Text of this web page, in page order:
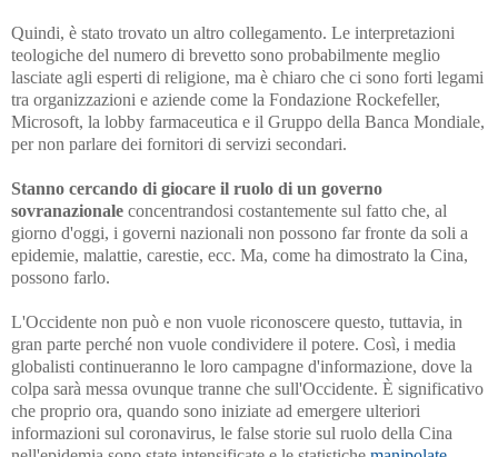
Quindi, è stato trovato un altro collegamento. Le interpretazioni
teologiche del numero di brevetto sono probabilmente meglio
lasciate agli esperti di religione, ma è chiaro che ci sono forti legami
tra organizzazioni e aziende come la Fondazione Rockefeller,
Microsoft, la lobby farmaceutica e il Gruppo della Banca Mondiale,
per non parlare dei fornitori di servizi secondari.
Stanno cercando di giocare il ruolo di un governo
sovranazionale concentrandosi costantemente sul fatto che, al
giorno d'oggi, i governi nazionali non possono far fronte da soli a
epidemie, malattie, carestie, ecc. Ma, come ha dimostrato la Cina,
possono farlo.
L'Occidente non può e non vuole riconoscere questo, tuttavia, in
gran parte perché non vuole condividere il potere. Così, i media
globalisti continueranno le loro campagne d'informazione, dove la
colpa sarà messa ovunque tranne che sull'Occidente. È significativo
che proprio ora, quando sono iniziate ad emergere ulteriori
informazioni sul coronavirus, le false storie sul ruolo della Cina